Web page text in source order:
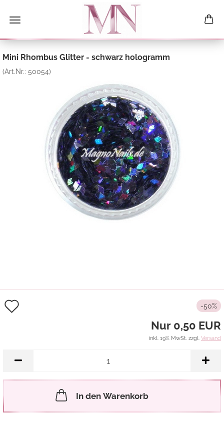
Mini Rhombus Glitter - schwarz hologramm
(Art.Nr.: 50054)
-50%
Nur 0,50 EUR
inkl. 19% MwSt. zzgl. Versand
In den Warenkorb